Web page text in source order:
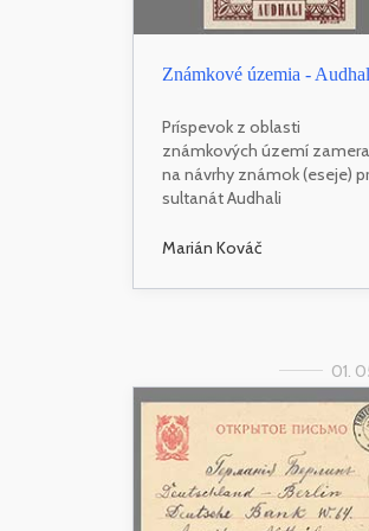
Známkové územia -
Príspevok z oblasti
známkových území
na návrhy známok (eseje)
sultanát Audhali
Marián Kováč
01.